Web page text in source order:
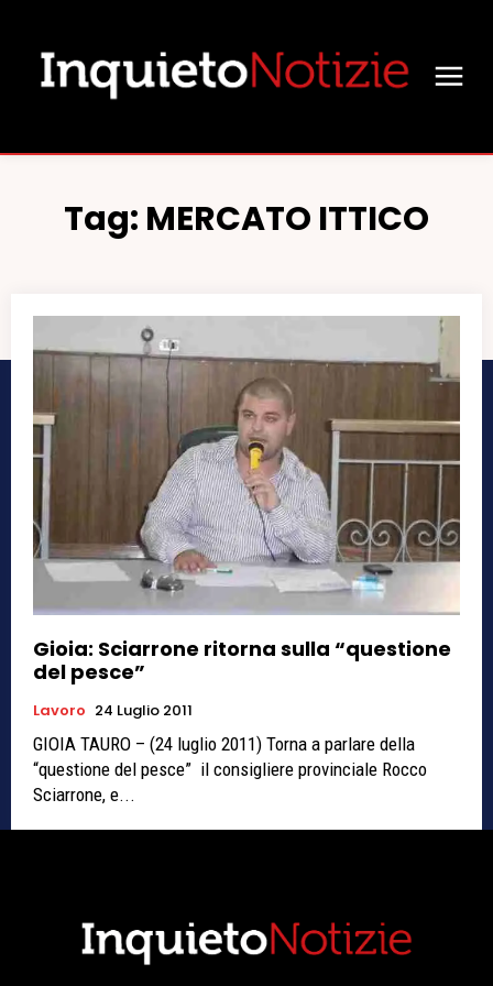
Tag: MERCATO ITTICO
Gioia: Sciarrone ritorna sulla “questione
del pesce”
Lavoro 24 Luglio 2011
GIOIA TAURO – (24 luglio 2011) Torna a parlare della
“questione del pesce” il consigliere provinciale Rocco
Sciarrone, e...